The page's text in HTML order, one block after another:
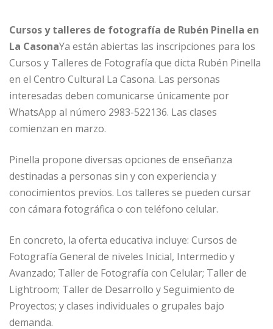
Cursos y talleres de fotografía de Rubén Pinella en
La CasonaYa están abiertas las inscripciones para los
Cursos y Talleres de Fotografía que dicta Rubén Pinella
en el Centro Cultural La Casona. Las personas
interesadas deben comunicarse únicamente por
WhatsApp al número 2983-522136. Las clases
comienzan en marzo.
Pinella propone diversas opciones de enseñanza
destinadas a personas sin y con experiencia y
conocimientos previos. Los talleres se pueden cursar
con cámara fotográfica o con teléfono celular.
En concreto, la oferta educativa incluye: Cursos de
Fotografía General de niveles Inicial, Intermedio y
Avanzado; Taller de Fotografía con Celular; Taller de
Lightroom; Taller de Desarrollo y Seguimiento de
Proyectos; y clases individuales o grupales bajo
demanda.